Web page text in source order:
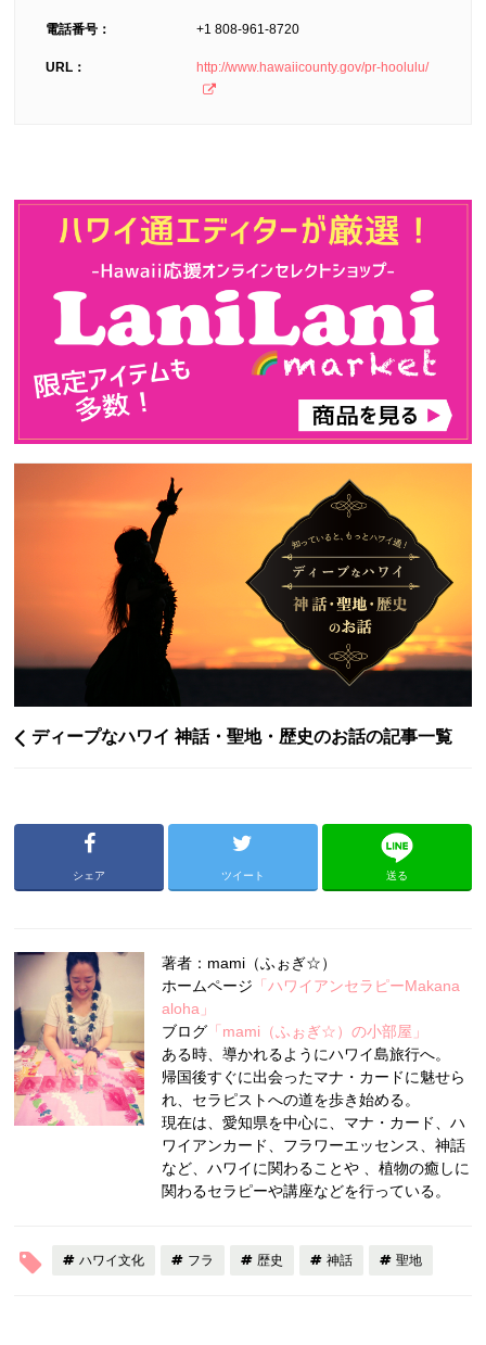
電話番号： +1 808-961-8720
URL： http://www.hawaiicounty.gov/pr-hoolulu/
ディープなハワイ 神話・聖地・歴史のお話の記事一覧
シェア ツイート 送る
著者：mami（ふぉぎ☆）
ホームページ 「ハワイアンセラピーMakana
aloha」
ブログ 「mami（ふぉぎ☆）の小部屋」
ある時、導かれるようにハワイ島旅行へ。
帰国後すぐに出会ったマナ・カードに魅せら
れ、セラピストへの道を歩き始める。
現在は、愛知県を中心に、マナ・カード、ハ
ワイアンカード、フラワーエッセンス、神話
など、ハワイに関わることや 、植物の癒しに
関わるセラピーや講座などを行っている。
ハワイ文化 フラ 歴史 神話 聖地